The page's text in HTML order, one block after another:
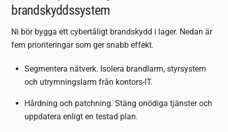
brandskyddssystem
Ni bör bygga ett cybertåligt brandskydd i lager. Nedan är
fem prioriteringar som ger snabb effekt.
Segmentera nätverk. Isolera brandlarm, styrsystem
och utrymningslarm från kontors-IT.
Hårdning och patchning. Stäng onödiga tjänster och
uppdatera enligt en testad plan.